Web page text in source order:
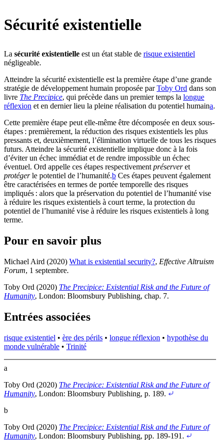
Sécurité existentielle
La sécurité existentielle est un état stable de risque existentiel
négligeable.
Atteindre la sécurité existentielle est la première étape d’une grande
stratégie de développement humain proposée parToby Ord dans son
livre The Precipice, qui précède dans un premier temps la longue
réflexion et en dernier lieu la pleine réalisation du potentiel humain⁠a.
Cette première étape peut elle-même être décomposée en deux sous-
étapes : premièrement, la réduction des risques existentiels les plus
pressants et, deuxièmement, l’élimination virtuelle de tous les risques
futurs. Atteindre la sécurité existentielle implique donc à la fois
d’éviter un échec immédiat et de rendre impossible un échec
éventuel. Ord appelle ces étapes respectivement préserveret
protégerle potentiel de l’humanité.⁠b Ces étapes peuvent également
être caractérisées en termes de portée temporelle des risques
impliqués : alors que la préservation du potentiel de l’humanité vise
à réduire les risques existentiels à court terme, la protection du
potentiel de l’humanité vise à réduire les risques existentiels à long
terme.
Pour en savoir plus
Michael Aird (2020) What is existential security?, Effective Altruism
Forum, 1 septembre.
Toby Ord (2020) The Precipice: Existential Risk and the Future of
Humanity, London: Bloomsbury Publishing, chap. 7.
Entrées associées
risque existentiel • ère des périls • longue réflexion • hypothèse du
monde vulnérable • Trinité
a
Toby Ord (2020) The Precipice: Existential Risk and the Future of
Humanity, London: Bloomsbury Publishing, p. 189.
b
Toby Ord (2020) The Precipice: Existential Risk and the Future of
Humanity, London: Bloomsbury Publishing, pp. 189-191 .